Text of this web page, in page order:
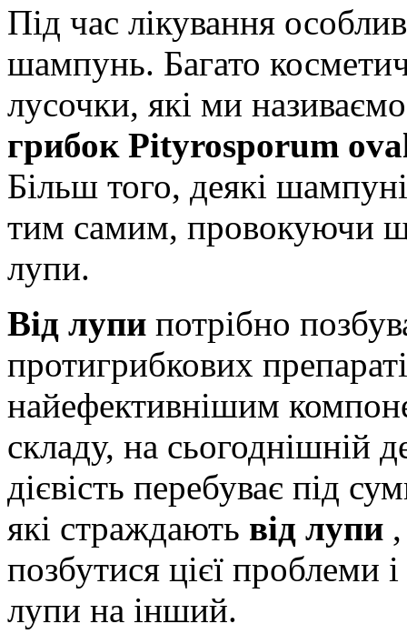
Під час лікування
шампунь. Багато
лусочки, які ми
грибок Pityrosporum
Більш того, деякі
тим самим, провокуючи
лупи.
Від лупи потрібно
протигрибкових
найефективнішим
складу, на сьогоднішній
дієвість перебуває під
які страждають від лупи
позбутися цієї
лупи на інший.